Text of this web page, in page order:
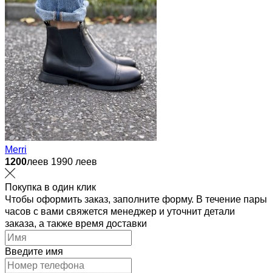
Merri
1200леев 1990 леев
Покупка в один клик
Чтобы оформить заказ, заполните форму. В течение пары
часов с вами свяжется менеджер и уточнит детали
заказа, а также время доставки
Введите имя